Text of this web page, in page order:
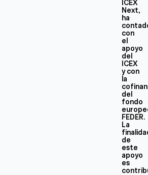
ICEX
Next,
ha
con
el
apoyo
del
ICEX
y con
la
del
fondo
FEDER.
La
de
este
apoyo
es